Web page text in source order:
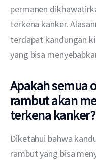
permanen
terkena kanker.
terdapat kandungan
yang bisa
Apakah semua
rambut akan
terkena kanker?
Diketahui bahwa
rambut yang bisa